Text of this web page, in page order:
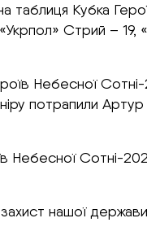
таблиця Кубка
«Укрпол» Стрий –
Небесної Сотні-
потрапили
Сотні-
нашої